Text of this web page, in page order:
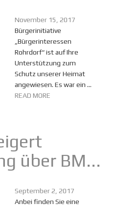
November 15, 2017
Bürgerinitiative
„Bürgerinteressen
Rohrdorf“ ist auf Ihre
Unterstützung zum
Schutz unserer Heimat
angewiesen. Es war ein ...
READ MORE
über BM...
September 2, 2017
Anbei finden Sie eine